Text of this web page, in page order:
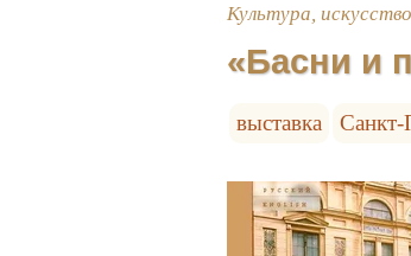
Культура, искусство
«Басни и
выставка Санкт-